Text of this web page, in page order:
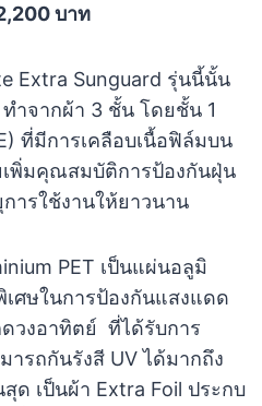
บาท
Extra Sunguard รุ่นนี้นั้น
ำจากผ้า 3 ชั้น โดยชั้น 1
ที่มีการเคลือบเนื้อฟิล์มบน
พิ่มคุณสมบัติการป้องกันฝุ่น
ารใช้งานให้ยาวนาน
PET เป็นแผ่นอลูมิ
ศษในการป้องกันแสงแดด
วงอาทิตย์ ที่ได้รับการ
รถกันรังสี UV ได้มากถึง
ด เป็นผ้า Extra Foil ประกบ